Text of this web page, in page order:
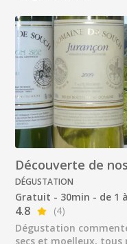
Découverte de
DÉGUSTATION
Gratuit - 30min - de 1
4.8
(4)
Dégustation
secs et moelleux,